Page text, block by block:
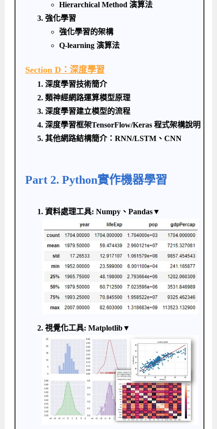
Hierarchical Method 演算法
3. 強化學習
強化學習的架構
Q-learning 演算法
Section D：深度學習
1. 深度學習技術簡介
2. 類神經網路運算模型原理
3. 深度學習建立模型的流程
4. 深度學習框架TensorFlow/Keras 程式架構說明
5. 其他網路結構簡介：RNN/LSTM、CNN
Part 2. Python實作機器學習
1. 資料處理工具: Numpy、Pandas▼
2. 視覺化工具: Matplotlib▼